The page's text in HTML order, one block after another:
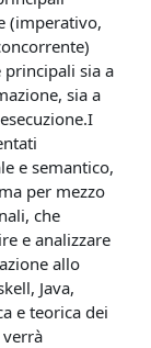
(imperativo,
sia a
sia a
I
e semantico,
per mezzo
che
e analizzare
allo
Java,
e teorica dei